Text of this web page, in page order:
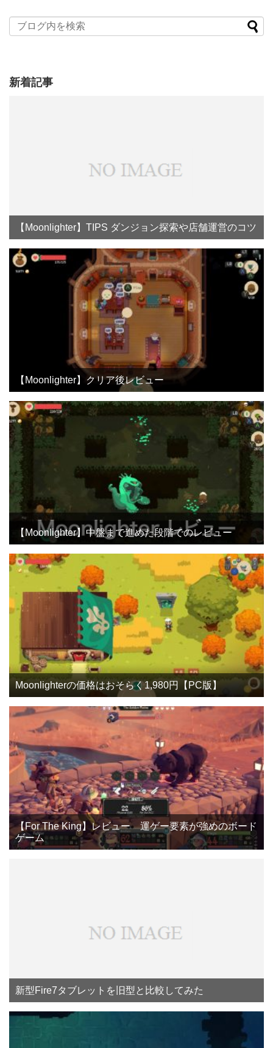
新着記事
【Moonlighter】TIPS ダンジョン探索や店舗運営のコツ
【Moonlighter】クリア後レビュー
【Moonlighter】中盤まで進めた段階でのレビュー
Moonlighterの価格はおそらく1,980円【PC版】
【For The King】レビュー 運ゲー要素が強めのボード
ゲーム
新型Fire7タブレットを旧型と比較してみた